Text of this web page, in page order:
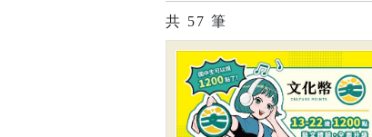
共 57 筆